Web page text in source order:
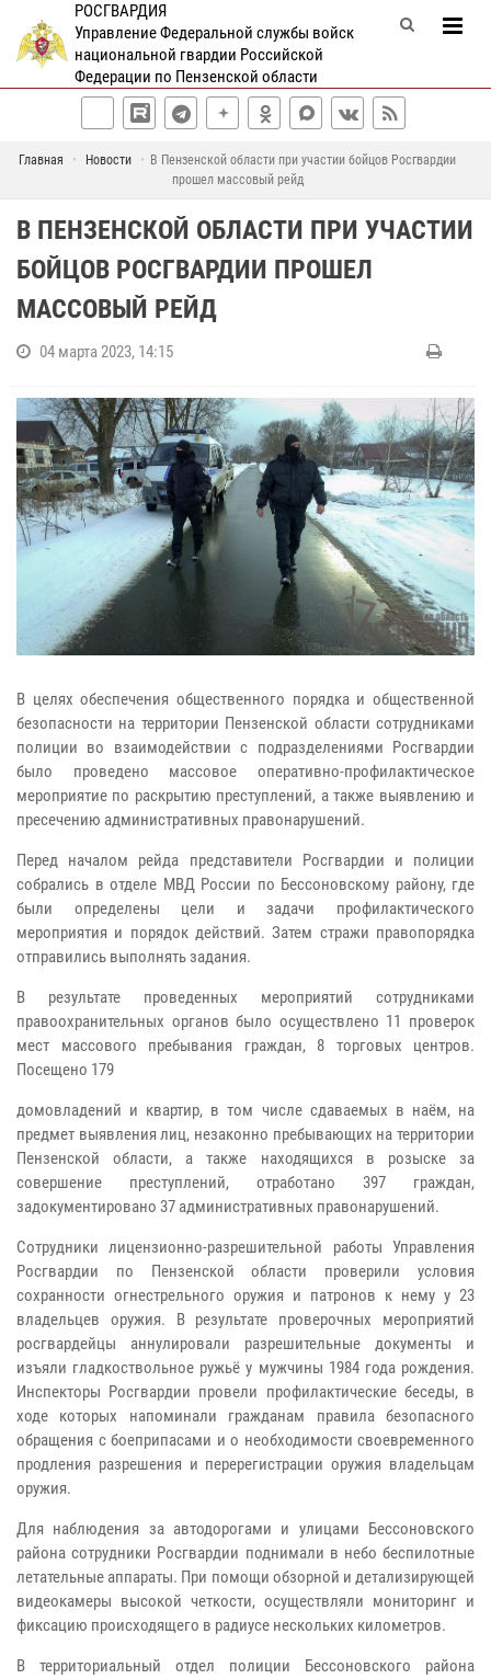
РОСГВАРДИЯ
Управление Федеральной службы войск
национальной гвардии Российской
Федерации по Пензенской области
Главная Новости
В Пензенской области при участии бойцов Росгвардии
прошел массовый рейд
В ПЕНЗЕНСКОЙ ОБЛАСТИ ПРИ УЧАСТИИ
БОЙЦОВ РОСГВАРДИИ ПРОШЕЛ
МАССОВЫЙ РЕЙД
04 марта 2023, 14:15
В целях обеспечения общественного порядка и общественной
безопасности на территории Пензенской области сотрудниками
полиции во взаимодействии с подразделениями Росгвардии
было проведено массовое оперативно-профилактическое
мероприятие по раскрытию преступлений, а также выявлению и
пресечению административных правонарушений.
Перед началом рейда представители Росгвардии и полиции
собрались в отделе МВД России по Бессоновскому району, где
были определены цели и задачи профилактического
мероприятия и порядок действий. Затем стражи правопорядка
отправились выполнять задания.
В результате проведенных мероприятий сотрудниками
правоохранительных органов было осуществлено 11 проверок
мест массового пребывания граждан, 8 торговых центров.
Посещено 179
домовладений и квартир, в том числе сдаваемых в наём, на
предмет выявления лиц, незаконно пребывающих на территории
Пензенской области, а также находящихся в розыске за
совершение преступлений, отработано 397 граждан,
задокументировано 37 административных правонарушений.
Сотрудники лицензионно-разрешительной работы Управления
Росгвардии по Пензенской области проверили условия
сохранности огнестрельного оружия и патронов к нему у 23
владельцев оружия. В результате проверочных мероприятий
росгвардейцы аннулировали разрешительные документы и
изъяли гладкоствольное ружьё у мужчины 1984 года рождения.
Инспекторы Росгвардии провели профилактические беседы, в
ходе которых напоминали гражданам правила безопасного
обращения с боеприпасами и о необходимости своевременного
продления разрешения и перерегистрации оружия владельцам
оружия.
Для наблюдения за автодорогами и улицами Бессоновского
района сотрудники Росгвардии поднимали в небо беспилотные
летательные аппараты. При помощи обзорной и детализирующей
видеокамеры высокой четкости, осуществляли мониторинг и
фиксацию происходящего в радиусе нескольких километров.
В территориальный отдел полиции Бессоновского района